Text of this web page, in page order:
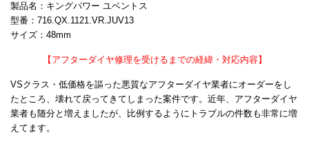
製品名：キングパワー ユベントス
型番：716.QX.1121.VR.JUV13
サイズ：48mm
【アフターダイヤ修理を受けるまでの経緯・対応内容】
VSクラス・低価格を謳った悪質なアフターダイヤ業者にオーダーをし
たところ、壊れて戻ってきてしまった案件です。近年、アフターダイヤ
業者も随分と増えましたが、比例するようにトラブルの件数も非常に増
えてます。